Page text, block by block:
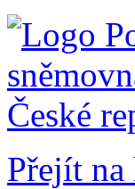
Přejít